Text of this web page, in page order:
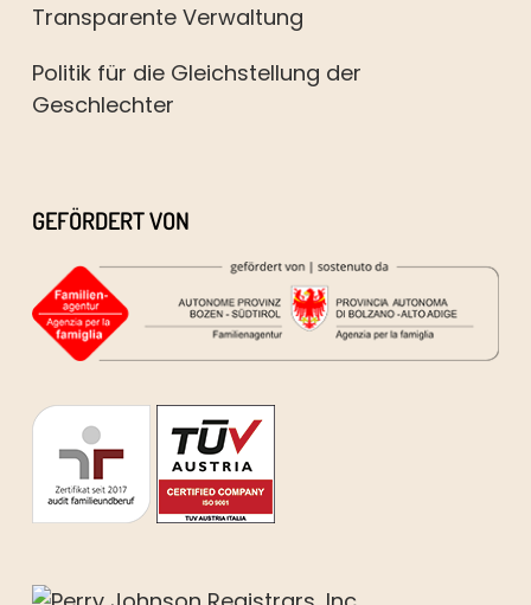
Transparente Verwaltung
Politik für die Gleichstellung der
Geschlechter
GEFÖRDERT VON